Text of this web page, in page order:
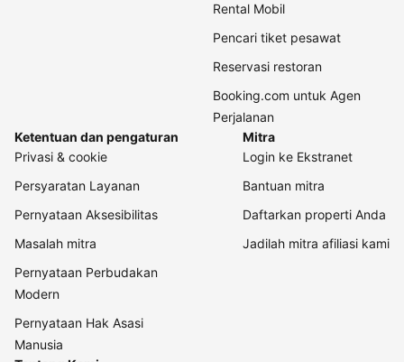
Rental Mobil
Pencari tiket pesawat
Reservasi restoran
Booking.com untuk Agen
Perjalanan
Ketentuan dan pengaturan
Privasi & cookie
Persyaratan Layanan
Pernyataan Aksesibilitas
Masalah mitra
Pernyataan Perbudakan
Modern
Pernyataan Hak Asasi
Manusia
Mitra
Login ke Ekstranet
Bantuan mitra
Daftarkan properti Anda
Jadilah mitra afiliasi kami